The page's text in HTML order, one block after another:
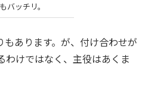
バッチリ。
あります。が、付け合わせが
わけではなく、主役はあくま